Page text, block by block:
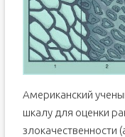
Американский
шкалу для оценки
злокачественности